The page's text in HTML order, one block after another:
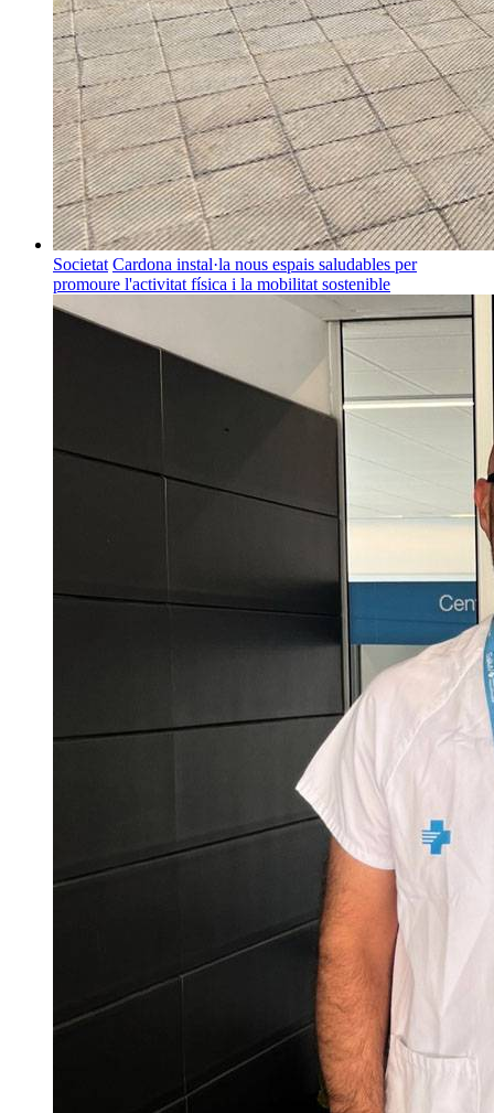
Societat Cardona instal·la nous espais saludables per
promoure l'activitat física i la mobilitat sostenible